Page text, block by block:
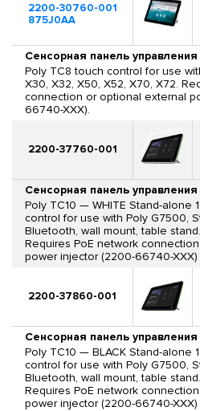
2200-30760-001
875J0AA
Сенсорная панель управления
Poly TC8 touch control for use
X30, X32, X50, X52, X70, X72.
connection or optional external
66740-XXX).
2200-37760-001
Сенсорная панель
Poly TC10 — WHITE Stand-alone
control for use with Poly G7500,
Bluetooth, wall mount, table stand.
Requires PoE network
power injector (2200-66740-XXX)
2200-37860-001
Сенсорная панель управления
Poly TC10 — BLACK Stand-alone
control for use with Poly G7500,
Bluetooth, wall mount, table stand.
Requires PoE network
power injector (2200-66740-XXX)